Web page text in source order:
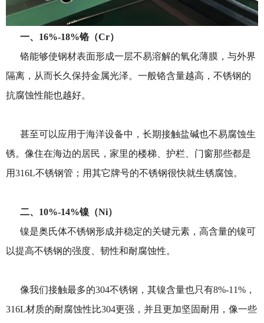
一、16%-18%铬（Cr）
铬能够使钢材表面形成一层不易溶解的氧化薄膜，与外界
隔离，从而长久保持金属光泽。一般铬含量越高，不锈钢的
抗腐蚀性能也越好。
甚至可以应用于海洋设备中，长期接触盐碱也不易腐蚀生
锈。像住在海边的居民，家里的楼梯、护栏、门窗那些都是
用316L不锈钢管；用其它牌号的不锈钢很快就生锈腐蚀。
二、10%-14%镍（Ni）
镍是奥氏体不锈钢形成并稳定的关键元素，高含量的镍可
以提高不锈钢的强度、韧性和耐腐蚀性。
像我们接触最多的304不锈钢，其镍含量也只有8%-11%，
316L材质的耐腐蚀性比304更强，并且更加坚固耐用，像一些